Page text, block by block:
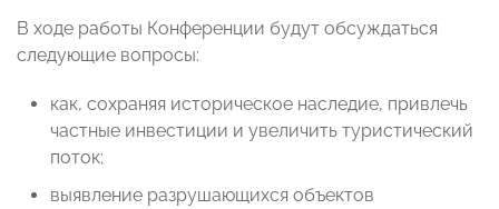
В ходе работы Конференции будут обсуждаться
следующие вопросы:
как, сохраняя историческое наследие, привлечь
частные инвестиции и увеличить туристический
поток;
выявление разрушающихся объектов